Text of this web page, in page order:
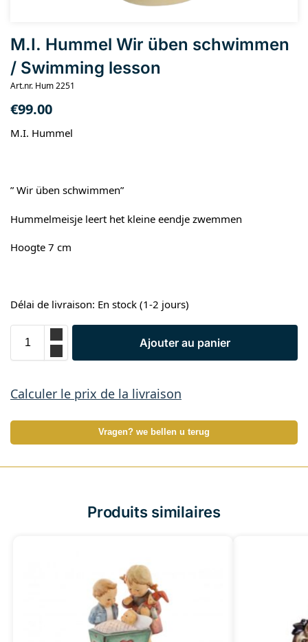
M.I. Hummel Wir üben schwimmen
/ Swimming lesson
Art.nr. Hum 2251
€99.00
M.I. Hummel
” Wir üben schwimmen”
Hummelmeisje leert het kleine eendje zwemmen
Hoogte 7 cm
Délai de livraison: En stock (1-2 jours)
Ajouter au panier
Calculer le prix de la livraison
Vragen? we bellen u terug
Produits similaires